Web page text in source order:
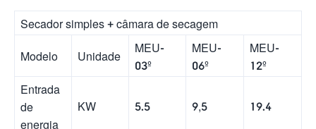
Secador simples + câmara de secagem
Modelo Unidade
MEU-
03º
MEU-
06º
MEU-
12º
Entrada
de
energia
KW 5.5 9,5 19.4